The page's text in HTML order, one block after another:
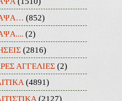
(852)
(2)
(2816)
ΑΓΓΕΛΙΕΣ (2)
(4891)
(2127)